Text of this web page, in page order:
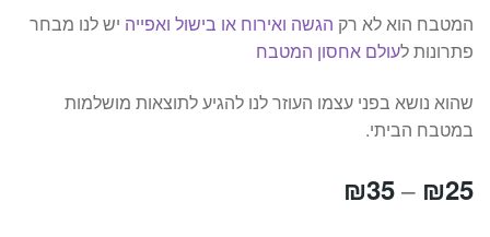
המטבח הוא לא רק הגשה ואירוח או בישול ואפייה יש לנו מבחר
פתרונות לעולם אחסון המטבח
שהוא נושא בפני עצמו העוזר לנו להגיע לתוצאות מושלמות
במטבח הביתי.
₪25
–
₪35